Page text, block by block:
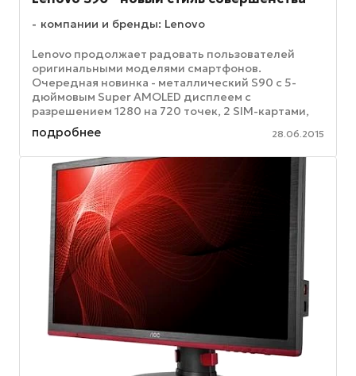
компании и бренды: Lenovo
Lenovo продолжает радовать пользователей
оригинальными моделями смартфонов.
Очередная новинка - металлический S90 с 5-
дюймовым Super AMOLED дисплеем с
разрешением 1280 на 720 точек, 2 SIM-картами,
64-битным процессором Qualcomm Snapdragon и
удобной ...
подробнее 28.06.2015